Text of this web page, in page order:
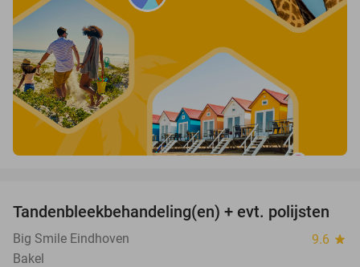
42%
Tandenbleekbehandeling(en) + evt. polijsten
Big Smile Eindhoven 9.6 star
Bakel